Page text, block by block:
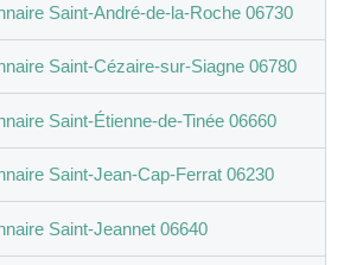
Saint-André-de-la-Roche 06730
Saint-Cézaire-sur-Siagne 06780
Saint-Étienne-de-Tinée 06660
Saint-Jean-Cap-Ferrat 06230
Saint-Jeannet 06640